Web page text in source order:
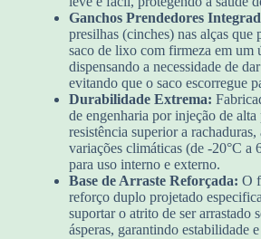
Ganchos Prendedores
presilhas (cinches) nas alças que
saco de lixo com firmeza em um
dispensando a necessidade de
evitando que o saco escorregue
Durabilidade Extrema:
de engenharia por injeção de alta
resistência superior a rachaduras,
variações climáticas (de -20°C a
para uso interno e externo.
Base de Arraste Reforçada: O
reforço duplo projetado
suportar o atrito de ser arrastado
ásperas, garantindo estabilidade